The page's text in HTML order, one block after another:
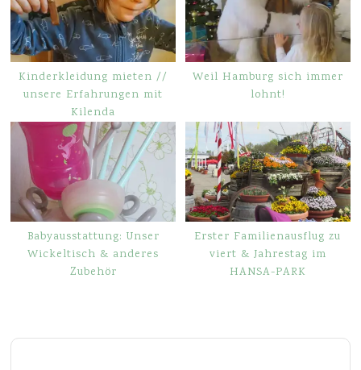
Kinderkleidung mieten //
unsere Erfahrungen mit
Kilenda
Weil Hamburg sich immer
lohnt!
Babyausstattung: Unser
Wickeltisch & anderes
Zubehör
Erster Familienausflug zu
viert & Jahrestag im
HANSA-PARK